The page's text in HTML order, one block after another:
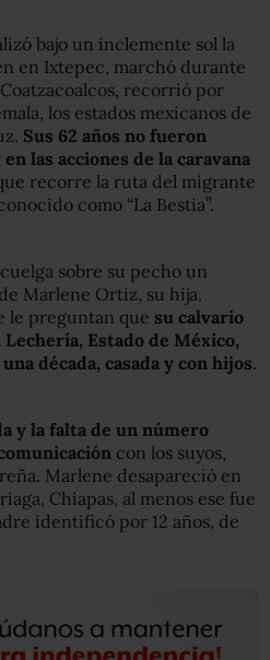
bajo un inclemente sol la
en Ixtepec, marchó durante
recorrió por
los estados mexicanos de
Sus 62 años no fueron
las acciones de la caravana
recorre la ruta del migrante
como “La Bestia”.
sobre su pecho un
Marlene Ortiz, su hija.
le preguntan que su calvario
Estado de México,
década, casada y con hijos.
y la falta de un número
con los suyos,
Marlene desapareció en
Chiapas, al menos ese fue
identificó por 12 años, de